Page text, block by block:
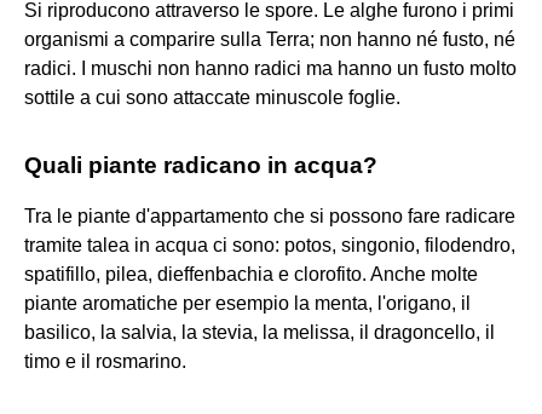
Si riproducono attraverso le spore. Le alghe furono i primi
organismi a comparire sulla Terra; non hanno né fusto, né
radici. I muschi non hanno radici ma hanno un fusto molto
sottile a cui sono attaccate minuscole foglie.
Quali piante radicano in acqua?
Tra le piante d'appartamento che si possono fare radicare
tramite talea in acqua ci sono: potos, singonio, filodendro,
spatifillo, pilea, dieffenbachia e clorofito. Anche molte
piante aromatiche per esempio la menta, l'origano, il
basilico, la salvia, la stevia, la melissa, il dragoncello, il
timo e il rosmarino.